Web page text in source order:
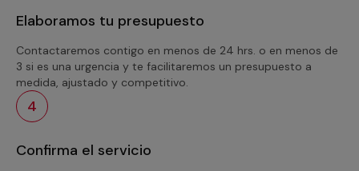
Elaboramos tu presupuesto
Contactaremos contigo en menos de 24 hrs. o en menos de
3 si es una urgencia y te facilitaremos un presupuesto a
medida, ajustado y competitivo.
4
Confirma el servicio